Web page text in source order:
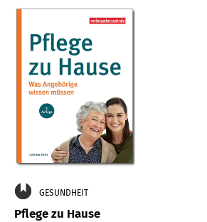
GESUNDHEIT
Pflege zu Hause